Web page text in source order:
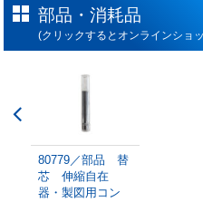
部品・消耗品
(クリックするとオンラインショ
80779／部品 替
芯 伸縮自在
器・製図用コン